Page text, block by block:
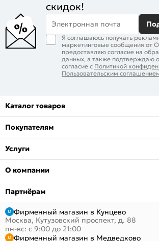
скидок!
Электронная почта
Я соглашаюсь получать
маркетинговые сообщения от
предоставляю согласие на
данных, а также подтверждаю
согласие с Политикой
Пользовательским
Каталог товаров
Покупателям
Услуги
О компании
Партнёрам
Фирменный магазин в Кунцево
Москва, Кутузовский проспект, д. 88
пн-вс: с 9:00 до 21:00
Фирменный магазин в Медведково